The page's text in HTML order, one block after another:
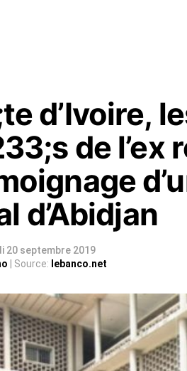
d’Ivoire,
de l’ex
d’Abidjan
20 septembre 2019
| Source: lebanco.net